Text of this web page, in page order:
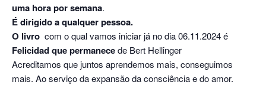
uma horapor semana.
É dirigido a qualquer pessoa.
O livro com o qual vamos iniciar já no dia 06.11.2024 é
Felicidad que permanecede Bert Hellinger
Acreditamos que juntos aprendemos mais, conseguimos
mais. Ao serviço da expansão da consciência e do amor.